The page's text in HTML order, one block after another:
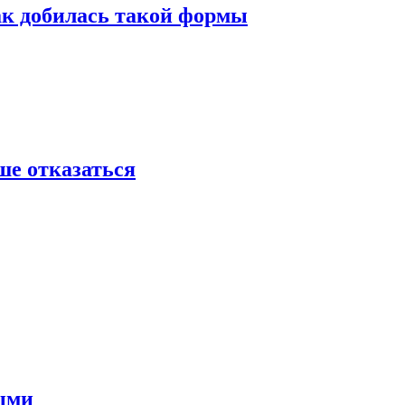
добилась такой формы
отказаться